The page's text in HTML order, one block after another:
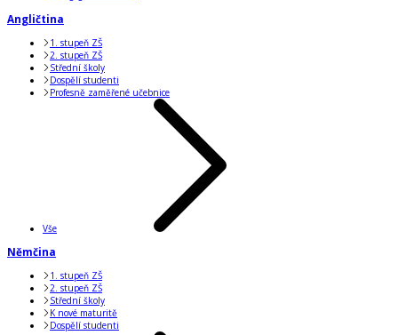
Angličtina
1. stupeň ZŠ
2. stupeň ZŠ
Střední školy
Dospělí studenti
Profesně zaměřené učebnice
Vše
Němčina
1. stupeň ZŠ
2. stupeň ZŠ
Střední školy
K nové maturitě
Dospělí studenti